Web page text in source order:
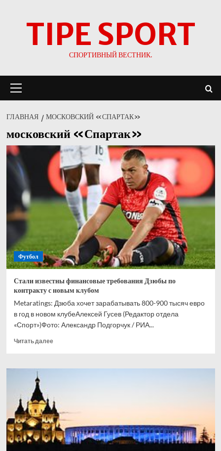
TIPE SPORT
СПОРТИВНЫЙ ВЕСТНИК.
меню
ГЛАВНАЯ МОСКОВСКИЙ «СПАРТАК»
московский «Спартак»
Футбол
Стали известны финансовые требования Дзюбы по
контракту с новым клубом
Metaratings: Дзюба хочет зарабатывать 800-900 тысяч евро
в год в новом клубеАлексей Гусев (Редактор отдела
«Спорт»)Фото: Александр Подгорчук / РИА...
Читать далееПрочитать
Стали
требования
Дзюбы
по
контракту
с
новым